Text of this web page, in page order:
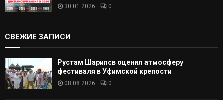
30.01.2026 0
СВЕЖИЕ ЗАПИСИ
Рустам Шарипов оценил атмосферу
фестиваля в Уфимской крепости
08.08.2026 0